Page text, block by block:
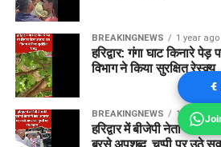
BREAKINGNEWS 1 year ago
हरिद्वार: गंगा घाट किनारे
विभाग ने किया सुरक्षित रेस्क्यू
BREAKINGNEWS 1 year ago
हरिद्वार में बीजेपी नेता की
बरसे अपशब्द, चुप्पी पर उठे